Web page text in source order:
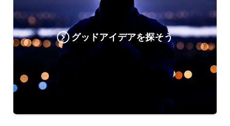
グッドアイデアを探そう